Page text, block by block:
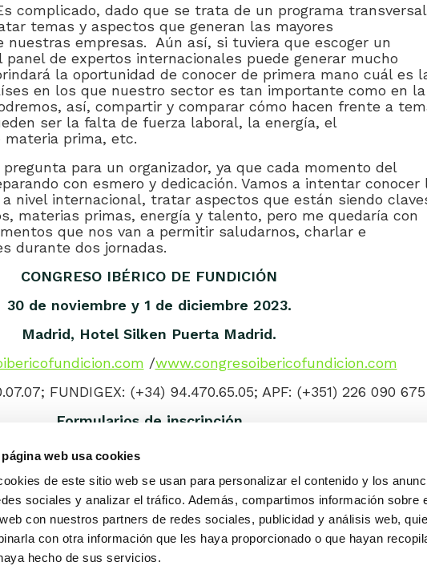
página web usa cookies
de este sitio web se usan para personalizar el contenido y los
sociales y analizar el tráfico. Además, compartimos información sobre
con nuestros partners de redes sociales, publicidad y análisis web,
con otra información que les haya proporcionado o que hayan
hecho de sus servicios.
complicado, dado que se trata de un programa transversal
temas y aspectos que generan las mayores
nuestras empresas. Aún así, si tuviera que escoger un
de expertos internacionales puede generar mucho
la oportunidad de conocer de primera mano cuál es
en los que nuestro sector es tan importante como en la
así, compartir y comparar cómo hacen frente a
ser la falta de fuerza laboral, la energía, el
materia prima, etc.
para un organizador, ya que cada momento del
con esmero y dedicación. Vamos a intentar conocer
nivel internacional, tratar aspectos que están siendo
materias primas, energía y talento, pero me quedaría con
que nos van a permitir saludarnos, charlar e
durante dos jornadas.
CONGRESO IBÉRICO DE FUNDICIÓN
30 de noviembre y 1 de diciembre 2023.
Madrid, Hotel Silken Puerta Madrid.
/www.congresoibericofundicion.com
FUNDIGEX: (+34) 94.470.65.05; APF: (+351) 226 090 675
Formularios de inscripción
Alameda Urquijo, 33 – 1D
48008 Bilbao (Bizkaia)
(+34)